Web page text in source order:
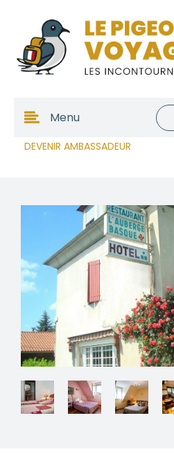
DEVENIR AMBASSADEUR
Menu